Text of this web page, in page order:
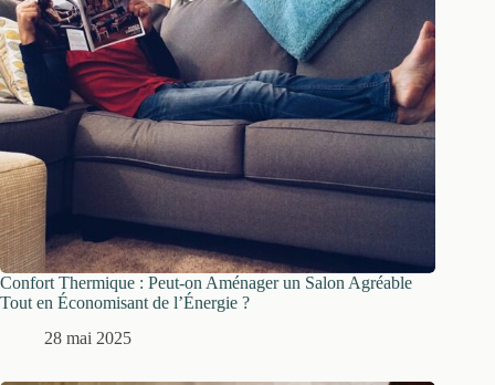
Confort Thermique : Peut-on Aménager un Salon Agréable
Tout en Économisant de l’Énergie ?
28 mai 2025